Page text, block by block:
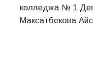
колледжа № 1
Максатбекова